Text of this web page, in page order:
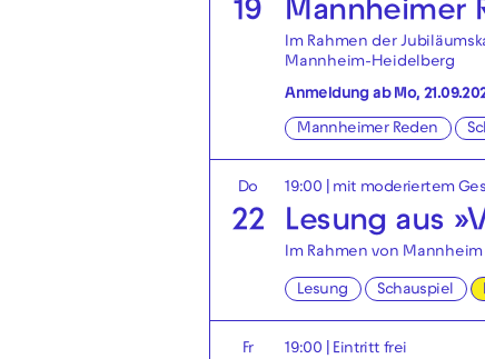
19 Mannheimer
Im Rahmen der
Mannheim-Heidelberg
Anmeldung ab Mo,
Mannheimer Reden
Do
22
19:00 | mit moderiertem
Lesung aus
Im Rahmen von
Lesung Schauspiel
Fr 19:00 Eintritt frei